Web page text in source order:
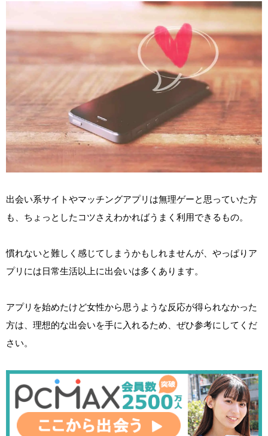
出会い系サイトやマッチングアプリは無理ゲーと思っていた方
も、ちょっとしたコツさえわかればうまく利用できるもの。
慣れないと難しく感じてしまうかもしれませんが、やっぱりア
プリには日常生活以上に出会いは多くあります。
アプリを始めたけど女性から思うような反応が得られなかった
方は、理想的な出会いを手に入れるため、ぜひ参考にしてくだ
さい。